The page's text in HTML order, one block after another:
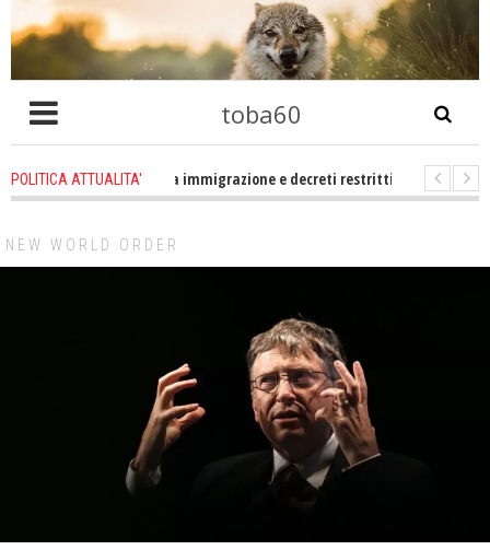
toba60
POLITICA ATTUALITA'
che problema immigrazione e decreti restrittivi della libertà sociale
NEW WORLD ORDER